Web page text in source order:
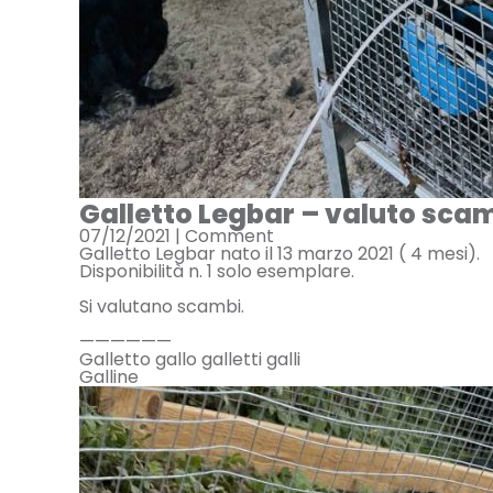
Galletto Legbar – valuto
07/12/2021 | Comment
Galletto Legbar nato il 13 marzo 2021 ( 4 mesi).
Disponibilità n. 1 solo esemplare.
Si valutano scambi.
——————
Galletto gallo galletti galli
Galline